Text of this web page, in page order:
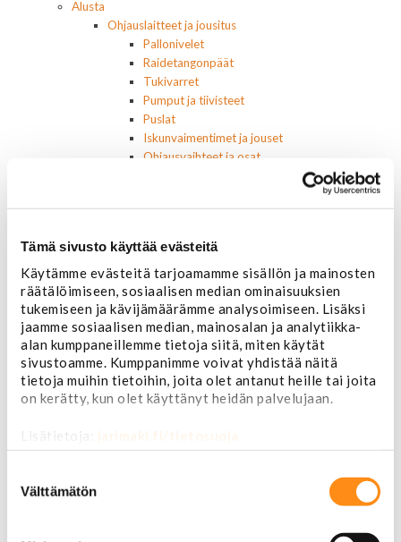
Tämä sivusto käyttää evästeitä
Käytämme evästeitä tarjoamamme sisällön ja mainosten
räätälöimiseen, sosiaalisen median ominaisuuksien
tukemiseen ja kävijämäärämme analysoimiseen. Lisäksi
jaamme sosiaalisen median, mainosalan ja analytiikka-
alan kumppaneillemme tietoja siitä, miten käytät
sivustoamme. Kumppanimme voivat yhdistää näitä
tietoja muihin tietoihin, joita olet antanut heille tai joita
on kerätty, kun olet käyttänyt heidän palvelujaan.
Lisätietoja: jarimaki.fi/tietosuoja
valinta
Välttämätön
Alusta
Ohjauslaitteet ja jousitus
Pallonivelet
Raidetangonpäät
Tukivarret
Pumput ja tiivisteet
Puslat
Iskunvaimentimet ja jouset
Ohjausvaihteet ja osat
Työkalut ja tarvikkeet
Huolto-osat ja tarvikkeet
Jarru-osat
Jarrupalat (eteen)
Jarrupalat (taakse)
Jarrukengät
Jarrutiivisteet
Jarrusylinterit ja satulat
Jarrurummut
Jarrulevyt